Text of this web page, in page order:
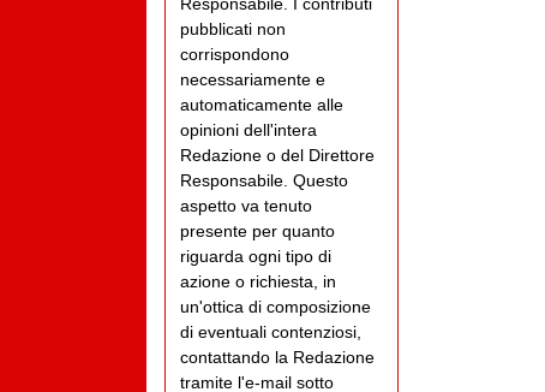
Responsabile. I contributi
pubblicati non
corrispondono
necessariamente e
automaticamente alle
opinioni dell'intera
Redazione o del Direttore
Responsabile. Questo
aspetto va tenuto
presente per quanto
riguarda ogni tipo di
azione o richiesta, in
un'ottica di composizione
di eventuali contenziosi,
contattando la Redazione
tramite l'e-mail sotto